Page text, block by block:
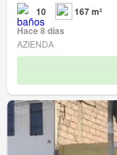
10
167 m²
Hace 8 días
AZIENDA